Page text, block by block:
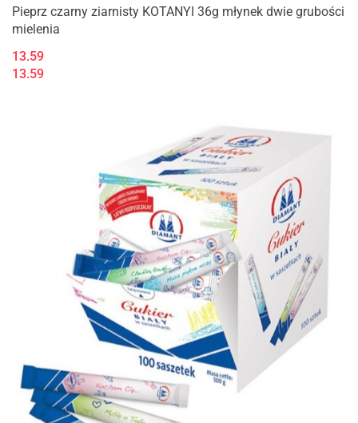
Pieprz czarny ziarnisty KOTANYI 36g młynek dwie grubości
mielenia
13.59
13.59